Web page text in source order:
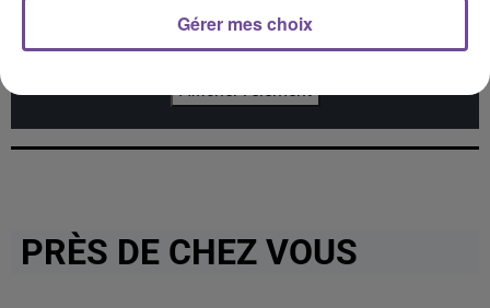
souhaitez l'afficher, merci de nous donner votre accord
PRÈS DE CHEZ VOUS
Gérer mes choix